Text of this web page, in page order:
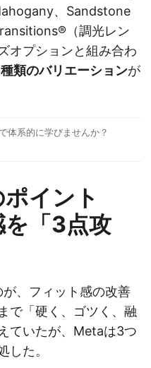
、Sandstone
（調光レン
オプションと組み合わ
類のバリエーションが
体系的に学びませんか？
イント
「3点攻
、フィット感の改善
で「硬く、ゴツく、融
ていたが、Metaは3つ
した。